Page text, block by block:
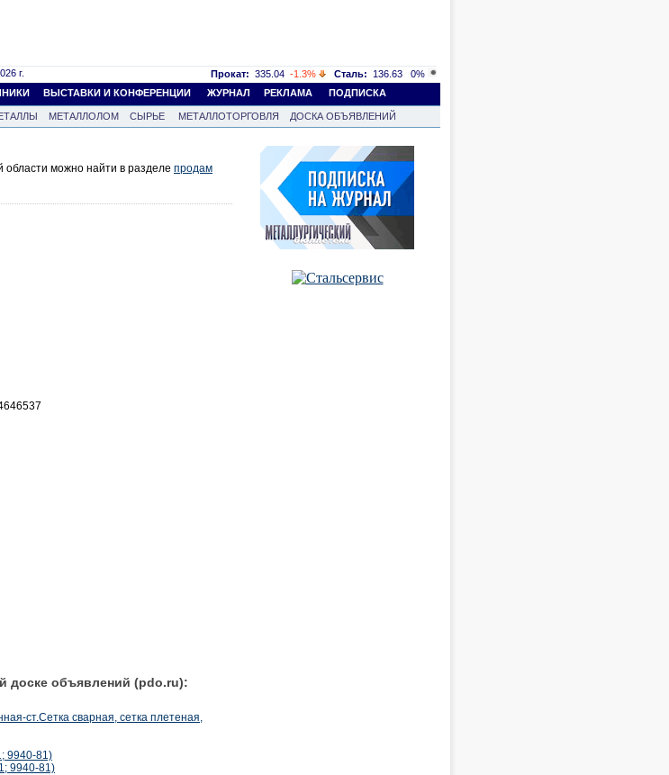
г. Прокат: 335.04 -1.3% Сталь: 136.63
0%
ВЫСТАВКИ И КОНФЕРЕНЦИИ ЖУРНАЛ РЕКЛАМА ПОДПИСКА
МЕТАЛЛОЛОМ СЫРЬЕ МЕТАЛЛОТОРГОВЛЯ
ДОСКА ОБЪЯВЛЕНИЙ
можно найти в разделе продам
доске объявлений (pdo.ru):
ст.Сетка сварная, сетка плетеная,
9940-81)
9940-81)